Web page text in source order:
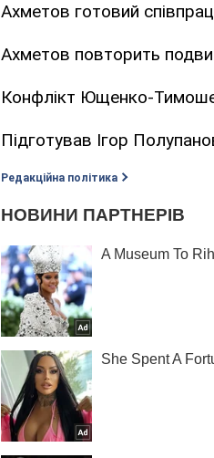
Ахметов готовий
Ахметов повторить
Конфлікт Ющенко-
Підготував Ігор
Редакційна політика